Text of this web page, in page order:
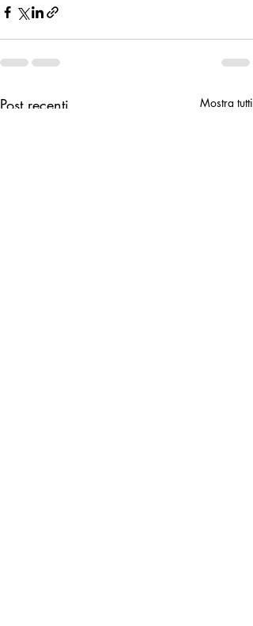
Post recenti Mostra tutti